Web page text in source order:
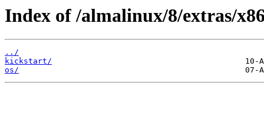
Index of /almalinux/8/extras/
../
kickstart/
os/